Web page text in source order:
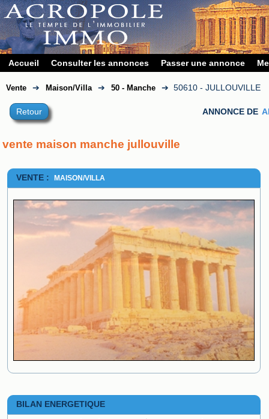
Accueil Consulter les annonces Passer une annonce
Vente ➔ Maison/Villa ➔ 50 - Manche ➔ 50610 - JULLOUVILLE
Retour ANNONCE DE
vente maison manche jullouville
VENTE : MAISON/VILLA
BILAN ENERGETIQUE